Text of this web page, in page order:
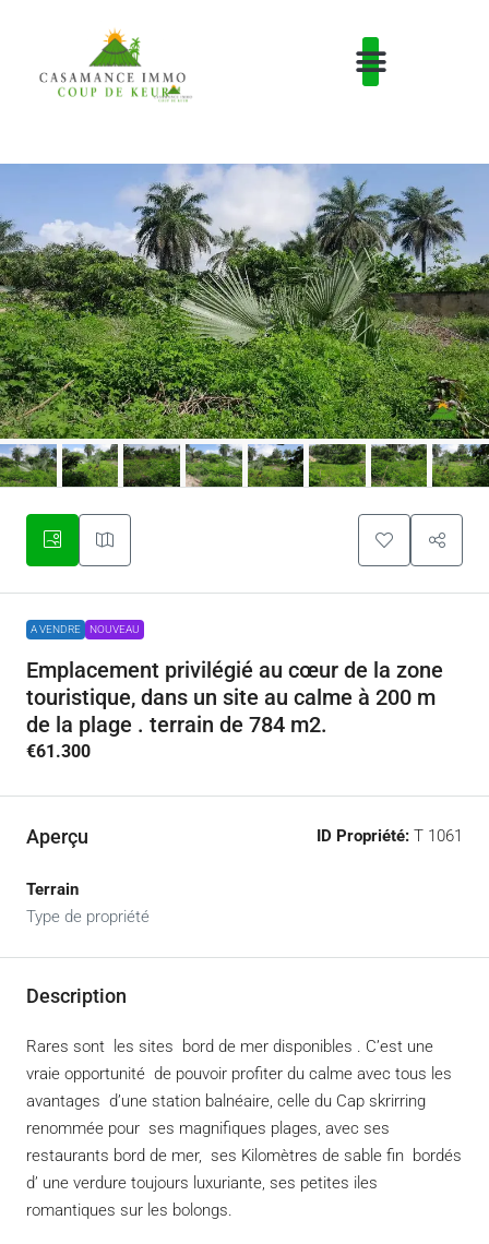
A VENDRE NOUVEAU
Emplacement privilégié au cœur de la zone
touristique, dans un site au calme à 200 m
de la plage . terrain de 784 m2.
€61.300
Aperçu ID Propriété: T 1061
Terrain
Type de propriété
Description
Rares sont les sites bord de mer disponibles . C’est une
vraie opportunité de pouvoir profiter du calme avec tous les
avantages d’une station balnéaire, celle du Cap skrirring
renommée pour ses magnifiques plages, avec ses
restaurants bord de mer, ses Kilomètres de sable fin bordés
d’ une verdure toujours luxuriante, ses petites iles
romantiques sur les bolongs.